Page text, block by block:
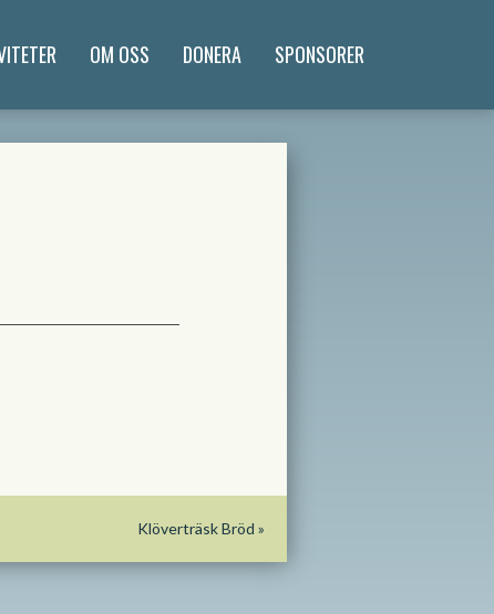
OM OSS DONERA SPONSORER
Klöverträsk Bröd »